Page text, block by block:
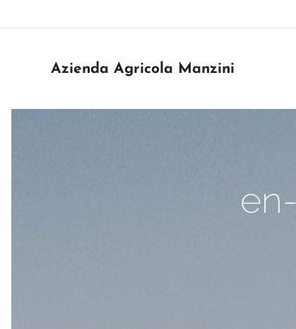
Azienda Agricola Manzini